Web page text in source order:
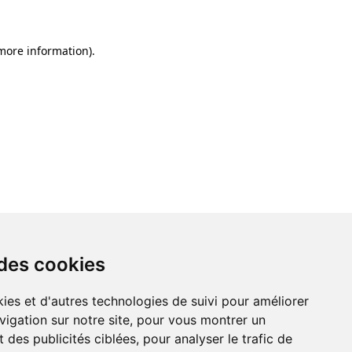
cookies
et d'autres technologies de suivi pour améliorer
sur notre site, pour vous montrer un
des publicités ciblées, pour analyser le trafic de
information).